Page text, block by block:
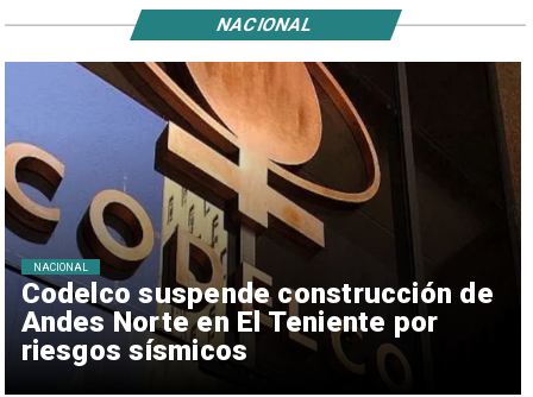
Codelco suspende construcción de
Andes Norte en El Teniente por
riesgos sísmicos
NACIONAL
NACIONAL